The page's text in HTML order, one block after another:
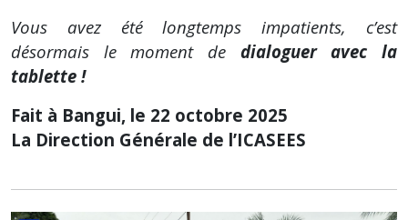
Vous avez été longtemps impatients, c’est
désormais le moment de dialoguer avec la
tablette !
Fait à Bangui, le 22 octobre 2025
La Direction Générale de l’ICASEES